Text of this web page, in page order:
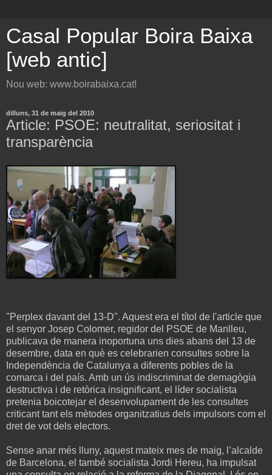
Casal Popular Boira Baixa
[web antic]
Nou web: www.boirabaixa.cat!
dilluns, 31 de maig del 2010
Article: PSOE: neutralitat, seriositat i
transparència
"Perplex davant del 13-D". Aquest era el títol de l'article que
el senyor Josep Colomer, regidor del PSOE de Manlleu,
publicava de manera inoportuna uns dies abans del 13 de
desembre, data en què es celebrarien consultes sobre la
Independència de Catalunya a diferents pobles de la
comarca i del país. Amb un ús indiscriminat de demagògia
destructiva i de retòrica insignificant, el líder socialista
pretenia boicotejar el desenvolupament de les consultes
criticant tant els mètodes organitzatius dels impulsors com el
dret de vot dels electors.
Sense anar més lluny, aquest mateix mes de maig, l’alcalde
de Barcelona, el també socialista Jordi Hereu, ha impulsat